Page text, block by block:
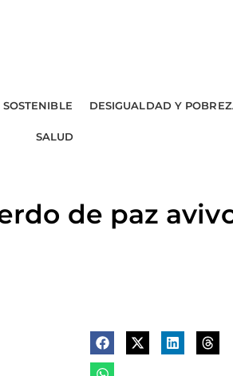
DESIGUALDAD Y
SALUD
de paz